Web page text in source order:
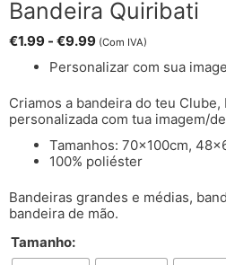
Bandeira Quiribati
€1.99 - €9.99 (Com IVA)
Personalizar com sua
Criamos a bandeira do teu
personalizada com tua imagem/
Tamanhos: 70x100cm,
100% poliéster
Bandeiras grandes e médias,
bandeira de mão.
Tamanho: